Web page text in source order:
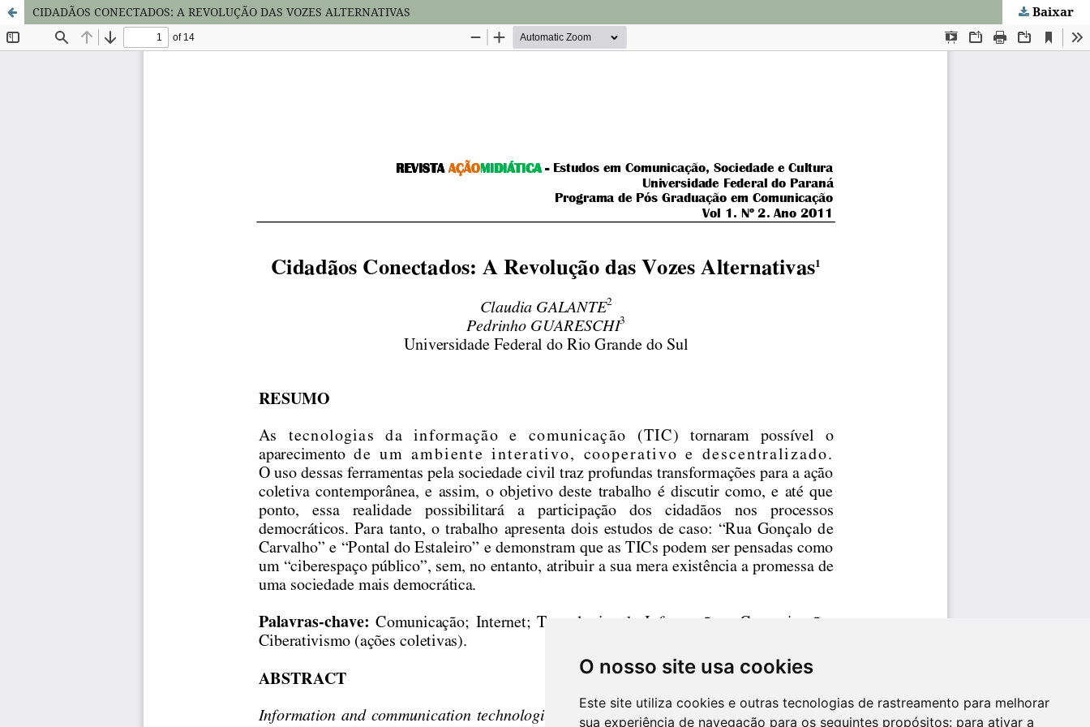
O nosso site usa cookies
Este site utiliza cookies e outras tecnologias de rastreamento para melhorar
sua experiência de navegação para os seguintes propósitos: para ativar a
CIDADÃOS CONECTADOS: A REVOLUÇÃO DAS VOZES ALTERNATIVAS Baixar